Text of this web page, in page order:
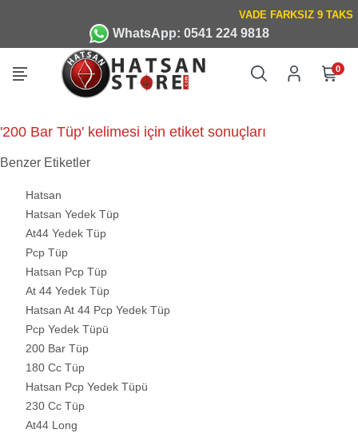
WhatsApp: 0541 224 9818
0
'200 Bar Tüp' kelimesi için etiket sonuçları
Benzer Etiketler
Hatsan
Hatsan Yedek Tüp
At44 Yedek Tüp
Pcp Tüp
Hatsan Pcp Tüp
At 44 Yedek Tüp
Hatsan At 44 Pcp Yedek Tüp
Pcp Yedek Tüpü
200 Bar Tüp
180 Cc Tüp
Hatsan Pcp Yedek Tüpü
230 Cc Tüp
At44 Long